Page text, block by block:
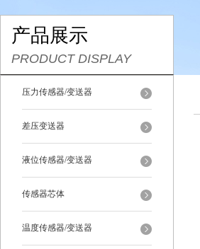
产品展示
PRODUCT DISPLAY
压力传感器/变送器
差压变送器
液位传感器/变送器
传感器芯体
温度传感器/变送器